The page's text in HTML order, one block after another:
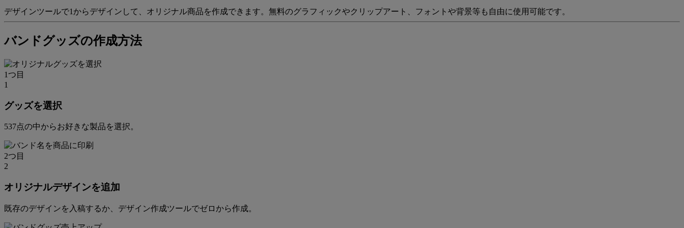
デザインツールで1からデザインして、オリジナル商品を作成できます。無料のグラフィックやクリップアート、フォントや背景等も自由に使用可能です。
バンドグッズの作成方法
1つ目
1
グッズを選択
537点の中からお好きな製品を選択。
2つ目
2
オリジナルデザインを追加
既存のデザインを入稿するか、デザイン作成ツールでゼロから作成。